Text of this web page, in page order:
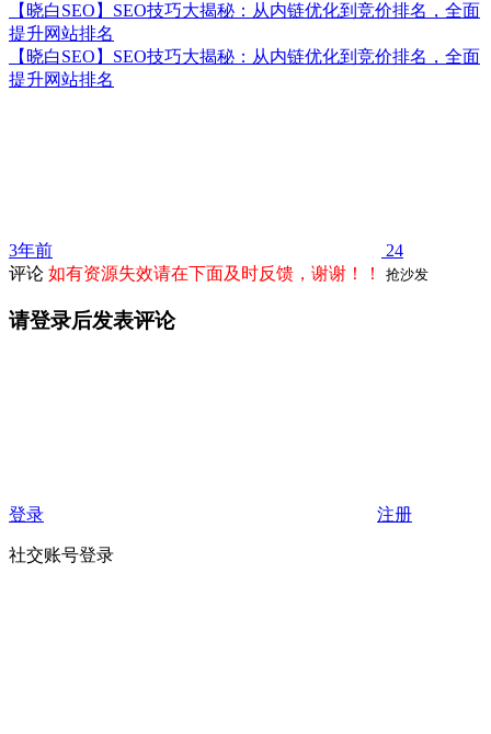
【晓白SEO】SEO技巧大揭秘：从内链优化到竞价排名，全面
提升网站排名
【晓白SEO】SEO技巧大揭秘：从内链优化到竞价排名，全面
提升网站排名
3年前
24
评论 如有资源失效请在下面及时反馈，谢谢！！ 抢沙发
请登录后发表评论
登录 注册
社交账号登录